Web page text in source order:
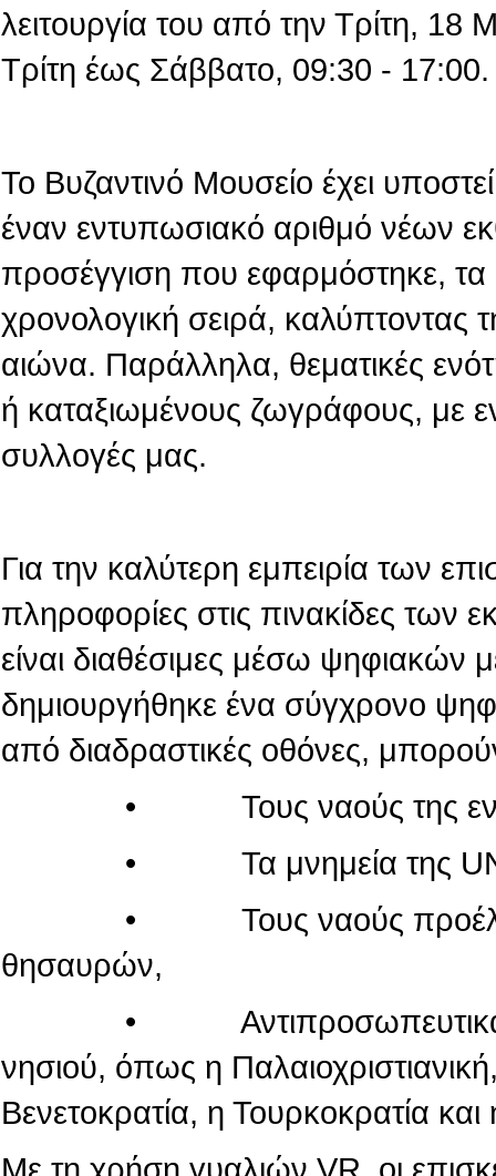
λειτουργία του από την Τρίτη,
Τρίτη έως Σάββατο, 09:30 - 17:00.
Το Βυζαντινό Μουσείο έχει υποστεί
έναν εντυπωσιακό αριθμό νέων
προσέγγιση που εφαρμόστηκε, τα
χρονολογική σειρά, καλύπτοντας
αιώνα. Παράλληλα, θεματικές
ή καταξιωμένους ζωγράφους, με
συλλογές μας.
Για την καλύτερη εμπειρία των
πληροφορίες στις πινακίδες των
είναι διαθέσιμες μέσω
δημιουργήθηκε ένα σύγχρονο
από διαδραστικές οθόνες,
• Τους ναούς της εντός
• Τα μνημεία της
• Τους ναούς
θησαυρών,
• Αντιπροσωπευτικά
νησιού, όπως η
Βενετοκρατία, η Τουρκοκρατία